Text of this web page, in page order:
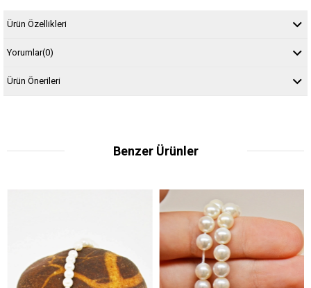
Ürün Özellikleri
Yorumlar(0)
Ürün Önerileri
Benzer Ürünler